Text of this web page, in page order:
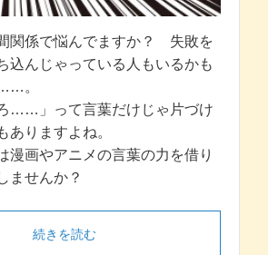
関係で悩んでますか？ 失敗を
込んじゃっている人もいるかも
。
ろ……」って言葉だけじゃ片づけ
ありますよね。
漫画やアニメの言葉の力を借り
ませんか？
続きを読む